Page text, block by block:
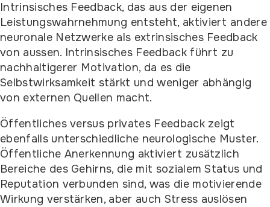
Intrinsisches Feedback, das aus der eigenen
Leistungswahrnehmung entsteht, aktiviert andere
neuronale Netzwerke als extrinsisches Feedback
von aussen. Intrinsisches Feedback führt zu
nachhaltigerer Motivation, da es die
Selbstwirksamkeit stärkt und weniger abhängig
von externen Quellen macht.
Öffentliches versus privates Feedback zeigt
ebenfalls unterschiedliche neurologische Muster.
Öffentliche Anerkennung aktiviert zusätzlich
Bereiche des Gehirns, die mit sozialem Status und
Reputation verbunden sind, was die motivierende
Wirkung verstärken, aber auch Stress auslösen